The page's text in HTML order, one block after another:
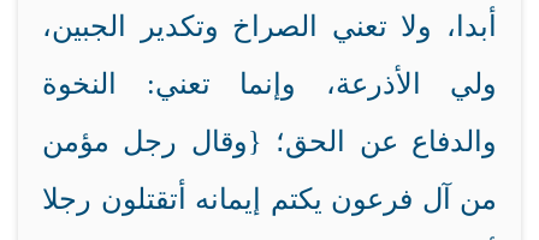
أبدا، ولا تعني الصراخ وتكدير الجبين،
ولي الأذرعة، وإنما تعني: النخوة
والدفاع عن الحق؛ {وقال رجل مؤمن
من آل فرعون يكتم إيمانه أتقتلون رجلا